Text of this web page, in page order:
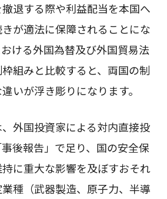
退する際や利益配当を本国へ
が適法に保障されることにな
ける外国為替及び外国貿易法
枠組みと比較すると、両国の制
いが浮き彫りになります。
外国投資家による対内直接投
後報告」で足り、国の安全保
に重大な影響を及ぼすおそれ
種（武器製造、原子力、半導